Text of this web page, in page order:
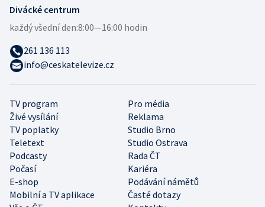
TV program
Pro média
Živé vysílání
Reklama
TV poplatky
Studio Brno
Teletext
Studio Ostrava
Podcasty
Rada ČT
Počasí
Kariéra
E-shop
Podávání námětů
Mobilní a TV aplikace
Časté dotazy
Divácké centrum
každý všední den:8:00—16:00 hodin
261 136 113
info@ceskatelevize.cz